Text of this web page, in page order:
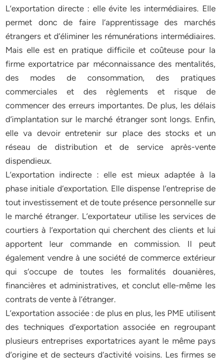
L’exportation directe : elle évite les intermédiaires. Elle
permet donc de faire l’apprentissage des marchés
étrangers et d’éliminer les rémunérations intermédiaires.
Mais elle est en pratique difficile et coûteuse pour la
firme exportatrice par méconnaissance des mentalités,
des modes de consommation, des pratiques
commerciales et des règlements et risque de
commencer des erreurs importantes. De plus, les délais
d’implantation sur le marché étranger sont longs. Enfin,
elle va devoir entretenir sur place des stocks et un
réseau de distribution et de service après-vente
dispendieux.
L’exportation indirecte : elle est mieux adaptée à la
phase initiale d’exportation. Elle dispense l’entreprise de
tout investissement et de toute présence personnelle sur
le marché étranger. L’exportateur utilise les services de
courtiers à l’exportation qui cherchent des clients et lui
apportent leur commande en commission. Il peut
également vendre à une société de commerce extérieur
qui s’occupe de toutes les formalités douanières,
financières et administratives, et conclut elle-même les
contrats de vente à l’étranger.
L’exportation associée : de plus en plus, les PME utilisent
des techniques d’exportation associée en regroupant
plusieurs entreprises exportatrices ayant le même pays
d’origine et de secteurs d’activité voisins. Les firmes se